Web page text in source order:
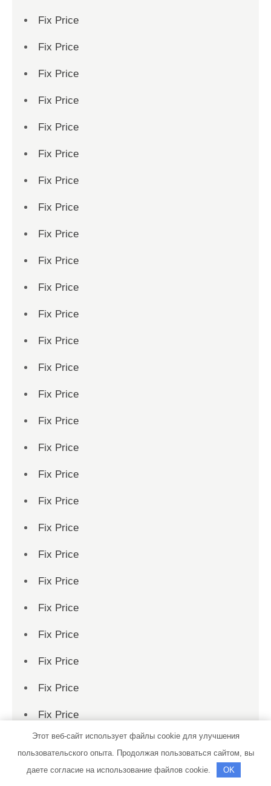
Fix Price
Fix Price
Fix Price
Fix Price
Fix Price
Fix Price
Fix Price
Fix Price
Fix Price
Fix Price
Fix Price
Fix Price
Fix Price
Fix Price
Fix Price
Fix Price
Fix Price
Fix Price
Fix Price
Fix Price
Fix Price
Fix Price
Fix Price
Fix Price
Fix Price
Fix Price
Fix Price
Fix Price
Fix Price
Этот веб-сайт использует файлы cookie для улучшения
пользовательского опыта. Продолжая пользоваться сайтом, вы
даете согласие на использование файлов cookie.
OK